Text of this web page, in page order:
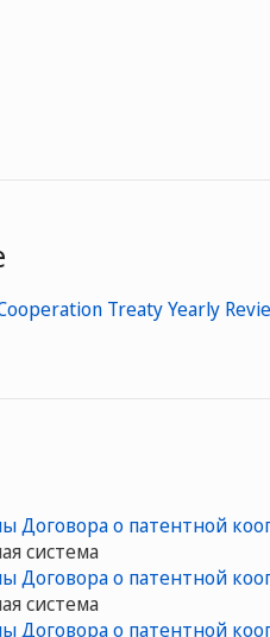
Договора о патентной
система
Договора о патентной
система
Договора о патентной